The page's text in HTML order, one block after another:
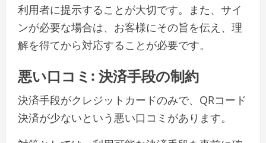
利用者に提示することが大切です。また、サイ
ンが必要な場合は、お客様にその旨を伝え、理
解を得てから対応することが必要です。
悪い口コミ: 決済手段の制約
決済手段がクレジットカードのみで、QRコード
決済が少ないという悪い口コミがあります。